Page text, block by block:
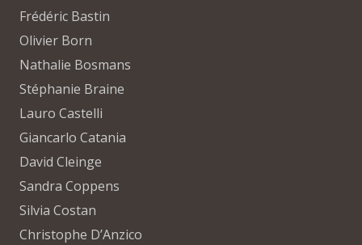
Frédéric Bastin
Olivier Born
Nathalie Bosmans
Stéphanie Braine
Lauro Castelli
Giancarlo Catania
David Cleinge
Sandra Coppens
Silvia Costan
Christophe D’Anzico